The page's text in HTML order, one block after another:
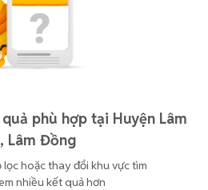
phù hợp tại Huyện Lâm
Lâm Đồng
hoặc thay đổi khu vực tìm
nhiều kết quả hơn